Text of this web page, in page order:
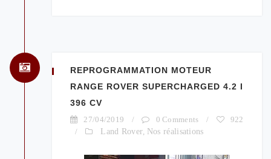
REPROGRAMMATION MOTEUR
RANGE ROVER SUPERCHARGED 4.2 I
396 CV
27/04/2019 / 0 Comments /
922
/
Land Rover Nos réalisations